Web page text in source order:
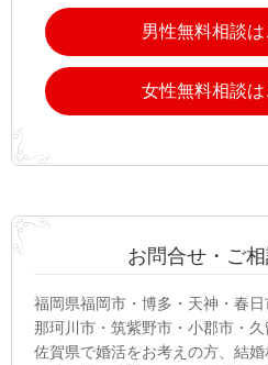
男性無料相談
女性無料相談
お問合せ・ご
福岡県福岡市・博多・天神・春日
那珂川市・筑紫野市・小郡市・久
佐賀県で婚活をお考えの方、結